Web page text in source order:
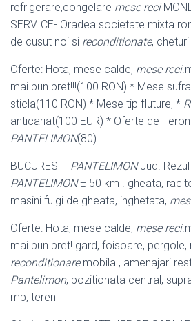
refrigerare,congelare mese reci
SERVICE- Oradea societate mixta
de cusut noi si reconditionate, cheturi
Oferte: Hota, mese calde, mese reci
mai bun pret!!!(100 RON) * Mese
sticla(110 RON) * Mese tip fluture, *
anticariat(100 EUR) * Oferte de
PANTELIMON(80).
BUCURESTI PANTELIMONJud.
PANTELIMON± 50 km . gheata,
masini fulgi de gheata, inghetata,
Oferte: Hota, mese calde, mese reci
mai bun pret! gard, foisoare, pergole,
reconditionaremobila , amenajari
Pantelimon, pozitionata central,
mp, teren